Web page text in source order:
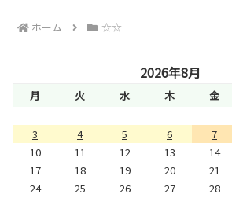
ホーム ☆☆
2026年8月
月 火 水 木 金
3
4 5 6 7
10
11 12 13 14
17
18 19 20 21
24
25 26 27 28